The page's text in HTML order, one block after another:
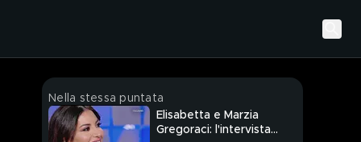
Nella stessa puntata
Elisabetta e Marzia
Gregoraci: l'intervista